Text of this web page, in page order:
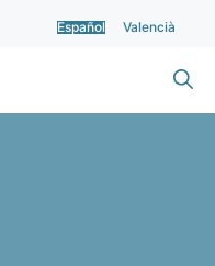
Español Valencià